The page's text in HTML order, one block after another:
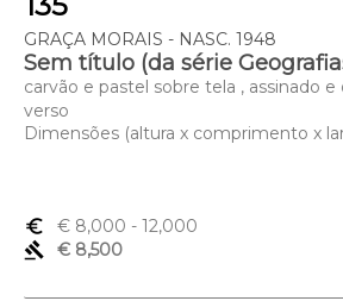
GRAÇA MORAIS - NASC. 1948
Sem título (da série
carvão e pastel sobre tela , assinado
verso
Dimensões (altura x comprimento x
euro_symbol € 8,000 - 12,000
gavel
€ 8,500